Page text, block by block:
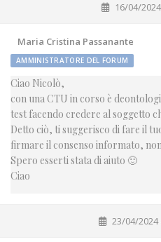
16/04/
Maria Cristina Passanante
AMMINISTRATORE DEL FORUM
Ciao Nicolò,
con una CTU in corso è
test facendo credere al soggetto
Detto ciò, ti suggerisco di fare il
firmare il consenso informato,
Spero esserti stata di aiuto 🙂
Ciao
23/04/2024